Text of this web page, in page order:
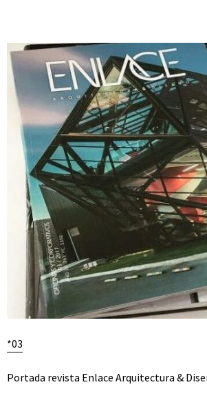
*03
Portada revista Enlace Arquitectura &